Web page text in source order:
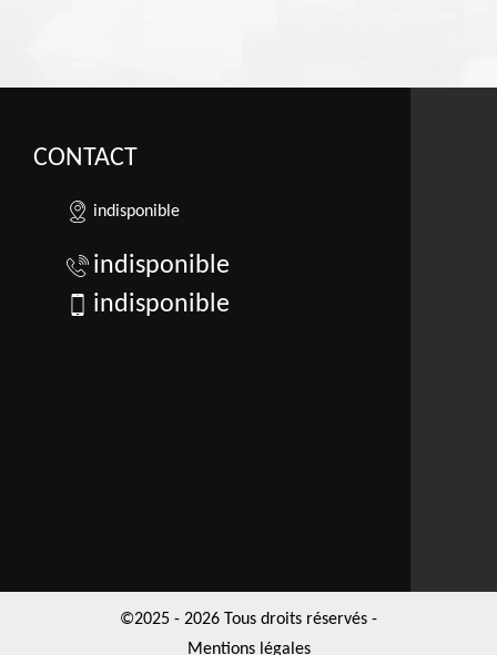
CONTACT
indisponible
indisponible
indisponible
©2025 - 2026 Tous droits réservés -
Mentions légales